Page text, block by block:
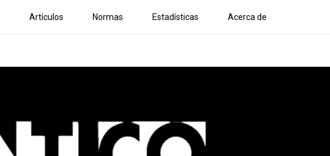
Artículos Normas Estadísticas Acerca de